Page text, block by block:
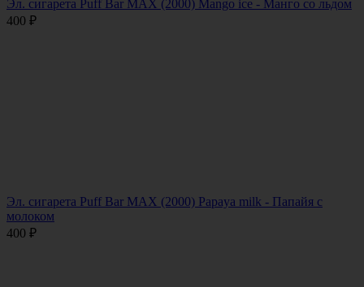
Эл. сигарета Puff Bar MAX (2000) Mango ice - Манго со льдом
400 ₽
Эл. сигарета Puff Bar MAX (2000) Papaya milk - Папайя с
молоком
400 ₽